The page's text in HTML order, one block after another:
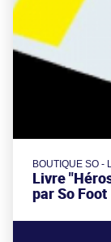
BOUTIQUE SO -
Livre
par So Foot